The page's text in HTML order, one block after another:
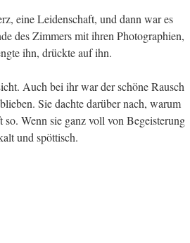
eine Leidenschaft, und dann war es
des Zimmers mit ihren Photographien,
ihn, drückte auf ihn.
Auch bei ihr war der schöne Rausch
Sie dachte darüber nach, warum
so. Wenn sie ganz voll von Begeisterung
und spöttisch.